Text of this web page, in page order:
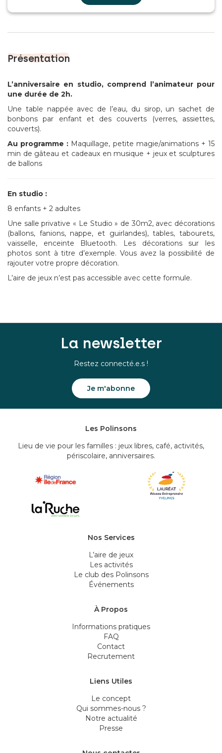
Présentation
L’anniversaire en studio, comprend l’animateur pour
une durée de 2h.
Une table nappée avec de l’eau, du sirop, un sachet de
bonbons par enfant et des couverts (verres, assiettes,
couverts).
Au programme : Maquillage, petite magie/animations + 15
min de gâteau et cadeaux en musique + jeux et sculptures
de ballons
En studio :
8 enfants + 2 adultes
Une salle privative « Le Studio » de 30m2, avec décorations
(ballons, fanions, nappe, et guirlandes), tables, tabourets,
vaisselle, enceinte Bluetooth. Les décorations sur les
photos sont à titre d’exemple. Vous avez la possibilité de
rajouter votre propre décoration.
L’aire de jeux n’est pas accessible avec cette formule.
La newsletter
Restez connecté.e.s !
Je m'abonne
Les Polinsons
Lieu de vie pour les familles : jeux libres, café, activités,
périscolaire, anniversaires.
Nos Services
L’aire de jeux
Les activités
Le club des Polinsons
Événements
À Propos
Informations pratiques
FAQ
Contact
Recrutement
Liens Utiles
Le concept
Qui sommes-nous ?
Notre actualité
Presse